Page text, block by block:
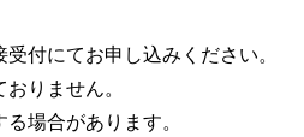
付にてお申し込みください。
りません。
場合があります。